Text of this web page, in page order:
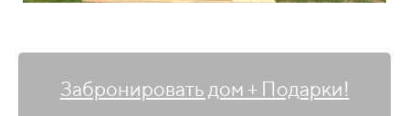
Забронировать дом + Подарки!